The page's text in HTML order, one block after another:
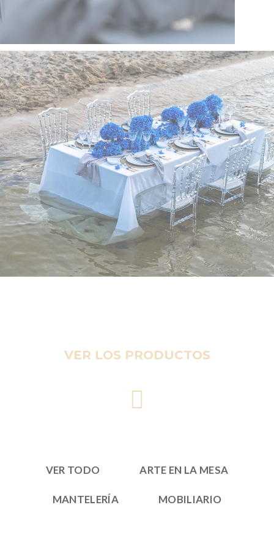
VER LOS PRODUCTOS
VER TODO ARTE EN LA MESA
MANTELERÍA MOBILIARIO